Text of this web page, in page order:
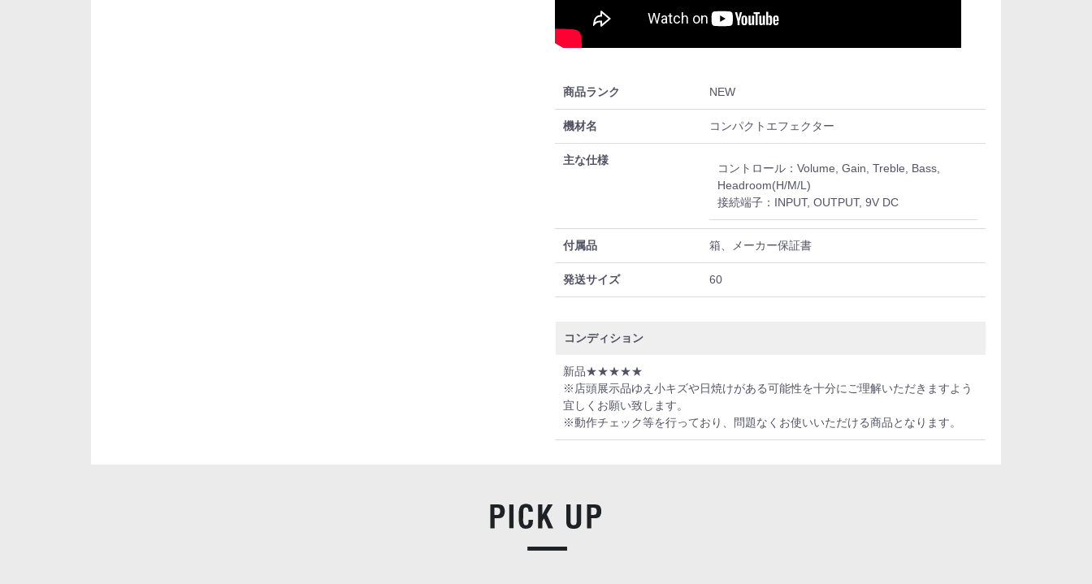
商品ランク NEW
機材名 コンパクトエフェクター
主な仕様
コントロール：Volume, Gain, Treble, Bass,
Headroom(H/M/L)
接続端子：INPUT, OUTPUT, 9V DC
付属品 箱、メーカー保証書
発送サイズ 60
コンディション
新品★★★★★
※店頭展示品ゆえ小キズや日焼けがある可能性を十分にご理解いただきますよう
宜しくお願い致します。
※動作チェック等を行っており、問題なくお使いいただける商品となります。